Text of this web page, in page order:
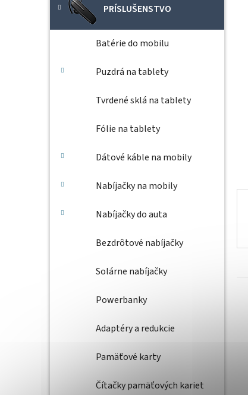
PRÍSLUŠENSTVO
Batérie do mobilu
Puzdrá na tablety
Tvrdené sklá na tablety
Fólie na tablety
Dátové káble na mobily
Nabíjačky na mobily
Nabíjačky do auta
Bezdrôtové nabíjačky
Solárne nabíjačky
Powerbanky
Adaptéry a redukcie
Pamäťové karty
Čítačky pamäťových kariet